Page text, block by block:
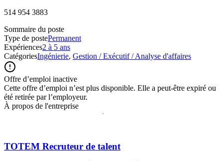
514 954 3883
Sommaire du poste
Type de postePermanent
Expériences2 à 5 ans
CatégoriesIngénierie, Gestion / Exécutif / Analyse d'affaires
Offre d’emploi inactive
Cette offre d’emploi n’est plus disponible. Elle a peut-être expiré ou
été retirée par l’employeur.
À propos de l'entreprise
TOTEM Recruteur de talent